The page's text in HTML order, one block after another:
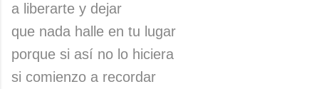
a liberarte y dejar
que nada halle en tu lugar
porque si así no lo hiciera
si comienzo a recordar